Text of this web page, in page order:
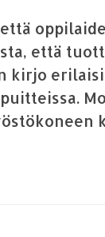
että
kirjo